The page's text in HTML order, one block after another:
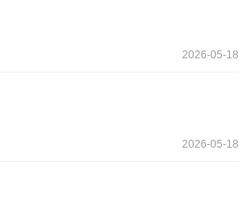
2026-05-18
2026-05-18